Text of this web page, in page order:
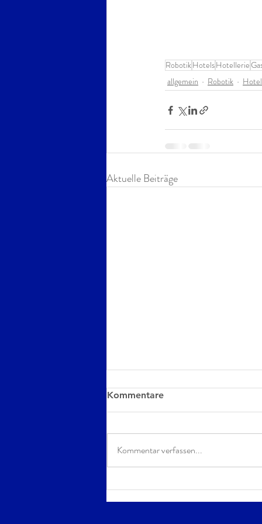
RobotikHotelsHotellerie
allgemein
Robotik
Aktuelle Beiträge
Omnie
Kommentare
Kommentar verfassen...